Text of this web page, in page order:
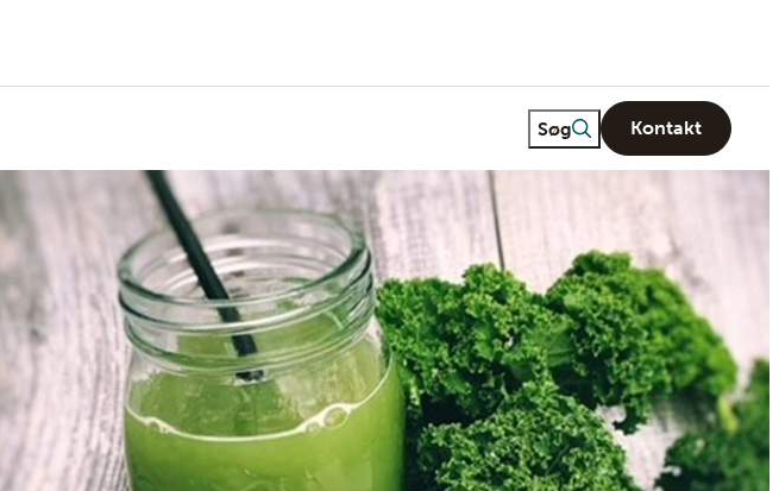
Søg
Freetext searchKontakt